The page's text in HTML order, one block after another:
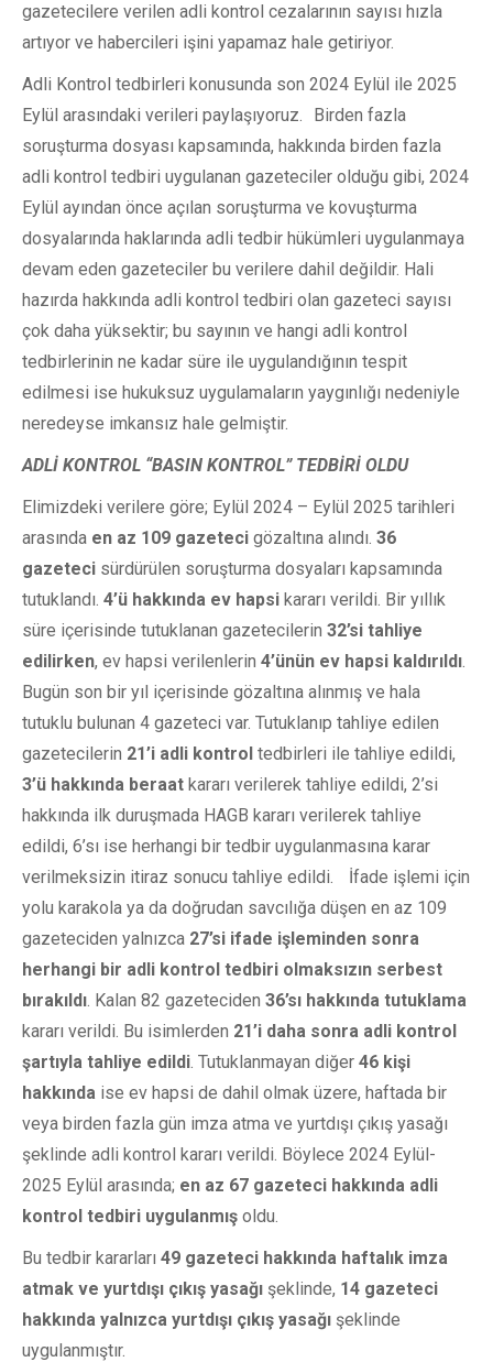
gazetecilere verilen adli kontrol cezalarının sayısı hızla
artıyor ve habercileri işini yapamaz hale getiriyor.
Adli Kontrol tedbirleri konusunda son 2024 Eylül ile 2025
Eylül arasındaki verileri paylaşıyoruz. Birden fazla
soruşturma dosyası kapsamında, hakkında birden fazla
adli kontrol tedbiri uygulanan gazeteciler olduğu gibi, 2024
Eylül ayından önce açılan soruşturma ve kovuşturma
dosyalarında haklarında adli tedbir hükümleri uygulanmaya
devam eden gazeteciler bu verilere dahil değildir. Hali
hazırda hakkında adli kontrol tedbiri olan gazeteci sayısı
çok daha yüksektir; bu sayının ve hangi adli kontrol
tedbirlerinin ne kadar süre ile uygulandığının tespit
edilmesi ise hukuksuz uygulamaların yaygınlığı nedeniyle
neredeyse imkansız hale gelmiştir.
ADLİ KONTROL “BASIN KONTROL” TEDBİRİ OLDU
Elimizdeki verilere göre; Eylül 2024 – Eylül 2025 tarihleri
arasında en az 109 gazeteci gözaltına alındı. 36
gazeteci sürdürülen soruşturma dosyaları kapsamında
tutuklandı. 4’ü hakkında ev hapsi kararı verildi. Bir yıllık
süre içerisinde tutuklanan gazetecilerin 32’si tahliye
edilirken, ev hapsi verilenlerin 4’ünün ev hapsi kaldırıldı.
Bugün son bir yıl içerisinde gözaltına alınmış ve hala
tutuklu bulunan 4 gazeteci var. Tutuklanıp tahliye edilen
gazetecilerin 21’i adli kontrol tedbirleri ile tahliye edildi,
3’ü hakkında beraat kararı verilerek tahliye edildi, 2’si
hakkında ilk duruşmada HAGB kararı verilerek tahliye
edildi, 6’sı ise herhangi bir tedbir uygulanmasına karar
verilmeksizin itiraz sonucu tahliye edildi. İfade işlemi için
yolu karakola ya da doğrudan savcılığa düşen en az 109
gazeteciden yalnızca 27’si ifade işleminden sonra
herhangi bir adli kontrol tedbiri olmaksızın serbest
bırakıldı. Kalan 82 gazeteciden 36’sı hakkında tutuklama
kararı verildi. Bu isimlerden 21’i daha sonra adli kontrol
şartıyla tahliye edildi. Tutuklanmayan diğer 46 kişi
hakkında ise ev hapsi de dahil olmak üzere, haftada bir
veya birden fazla gün imza atma ve yurtdışı çıkış yasağı
şeklinde adli kontrol kararı verildi. Böylece 2024 Eylül-
2025 Eylül arasında; en az 67 gazeteci hakkında adli
kontrol tedbiri uygulanmış oldu.
Bu tedbir kararları 49 gazeteci hakkında haftalık imza
atmak ve yurtdışı çıkış yasağı şeklinde, 14 gazeteci
hakkında yalnızca yurtdışı çıkış yasağı şeklinde
uygulanmıştır.